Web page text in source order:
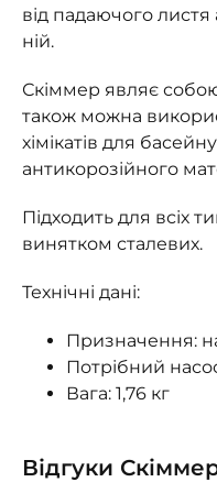
від падаючого
ній.
Скіммер являє
також можна
хімікатів для
антикорозійного
Підходить для всіх
винятком сталевих.
Технічні дані:
Призначення:
Потрібний
Вага: 1,76 кг
Відгуки